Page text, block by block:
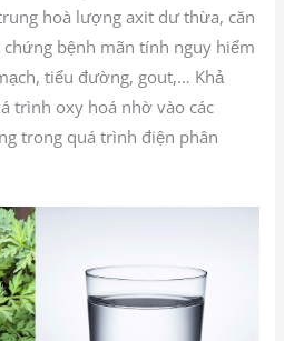
hoà lượng axit dư thừa, căn
chứng bệnh mãn tính nguy hiểm
tiểu đường, gout,… Khả
trình oxy hoá nhờ vào các
trong quá trình điện phân